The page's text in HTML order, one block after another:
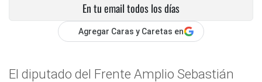
En tu email todos los días
Agregar Caras y Caretas en
El diputado del Frente Amplio Sebastián